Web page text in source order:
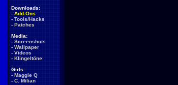
Downloads:
- Add-Ons
- Tools/Hacks
- Patches
Media:
- Screenshots
- Wallpaper
- Videos
- Klingeltöne
Girls:
- Maggie Q
- C. Milian